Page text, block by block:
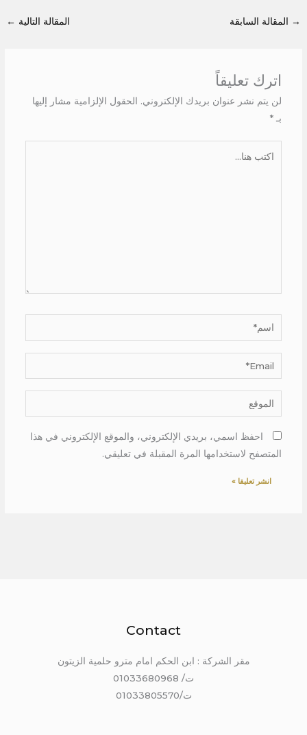
→ المقالة السابقة المقالة التالية ←
اترك تعليقاً
لن يتم نشر عنوان بريدك الإلكتروني. الحقول الإلزامية مشار إليها
بـ *
اسم*
Email*
الموقع
احفظ اسمي، بريدي الإلكتروني، والموقع الإلكتروني في هذا
المتصفح لاستخدامها المرة المقبلة في تعليقي.
Contact
مقر الشركة : ابن الحكم امام مترو حلمية الزيتون
ت/ 01033680968
ت/01033805570